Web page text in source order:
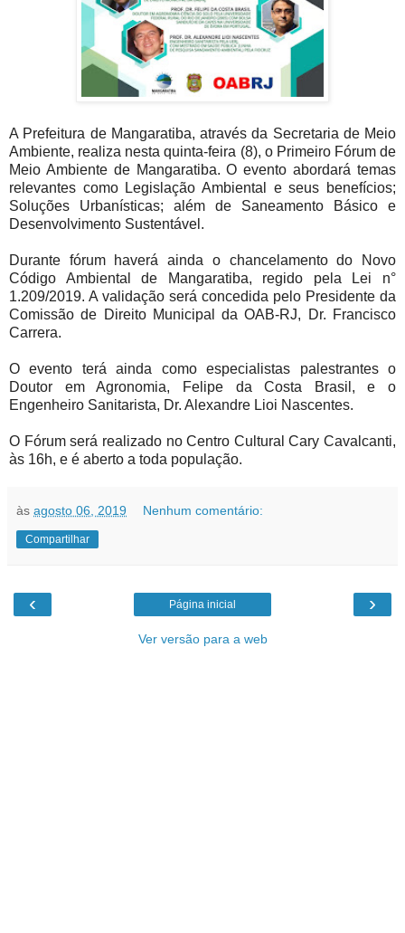
A Prefeitura de Mangaratiba, através da Secretaria de Meio
Ambiente, realiza nesta quinta-feira (8), o Primeiro Fórum de
Meio Ambiente de Mangaratiba. O evento abordará temas
relevantes como Legislação Ambiental e seus benefícios;
Soluções Urbanísticas; além de Saneamento Básico e
Desenvolvimento Sustentável.
Durante fórum haverá ainda o chancelamento do Novo
Código Ambiental de Mangaratiba, regido pela Lei n°
1.209/2019. A validação será concedida pelo Presidente da
Comissão de Direito Municipal da OAB-RJ, Dr. Francisco
Carrera.
O evento terá ainda como especialistas palestrantes o
Doutor em Agronomia, Felipe da Costa Brasil, e o
Engenheiro Sanitarista, Dr. Alexandre Lioi Nascentes.
O Fórum será realizado no Centro Cultural Cary Cavalcanti,
às 16h, e é aberto a toda população.
às agosto 06, 2019 Nenhum comentário:
Compartilhar
‹ ›
Página inicial
Ver versão para a web